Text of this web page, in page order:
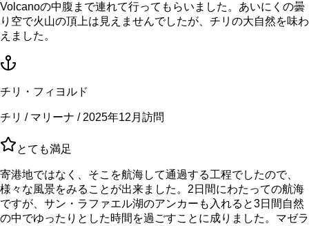
Volcanoの中腹まで連れて行ってもらいました。あいにくの曇
り空で火山の頂上は見えませんでしたが、チリの大自然を味わ
えました。
チリ・フィヨルド
チリ / マリーナ / 2025年12月訪問
とても満足
寄港地ではなく、そこを航海して通過する工程でしたので、
様々な風景をみることが出来ました。2日間にわたっての航海
ですが、サン・ラファエル湖のアンカーも入れると3日間自然
の中でゆったりとした時間を過ごすことに成りました。マゼラ